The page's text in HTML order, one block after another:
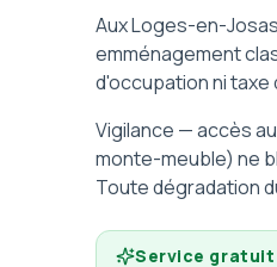
Aux Loges-en-
emménagement
d'occupation ni
Vigilance — accès
monte-meuble) ne
Toute dégradation
Service gratuit